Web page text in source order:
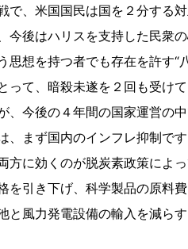
、米国国民は国を２分する
今後はハリスを支持した民衆
思想を持つ者でも存在を許す“
って、暗殺未遂を２回も受け
今後の４年間の国家運営の中
まず国内のインフレ抑制で
方に効くのが脱炭素政策によ
を引き下げ、科学製品の原料
と風力発電設備の輸入を減ら